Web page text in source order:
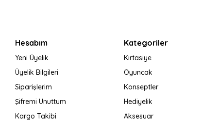
Hesabım
Yeni Üyelik
Üyelik Bilgileri
Siparişlerim
Şifremi Unuttum
Kargo Takibi
Kategoriler
Kırtasiye
Oyuncak
Konseptler
Hediyelik
Aksesuar